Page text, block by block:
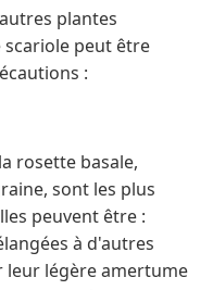
plantes
scariole peut être
:
rosette basale,
sont les plus
peuvent être :
à d'autres
leur légère amertume